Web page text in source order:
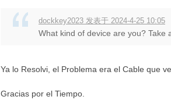
dockkey2023 发表于 2024-4-25 10:05
What kind of device are you? Take
Ya lo Resolvi, el Problema era el Cable que
Gracias por el Tiempo.